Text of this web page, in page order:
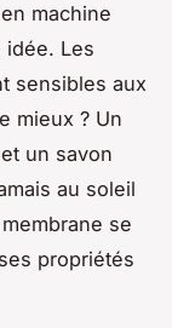
machine
idée. Les
sensibles aux
mieux ? Un
un savon
au soleil
se
propriétés